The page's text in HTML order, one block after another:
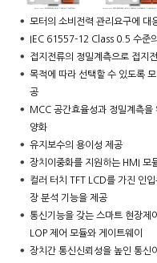
모터의 소비전력 관리요구에 대
IEC 61557-12 Class 0.5 수준
접지전류의 정밀계측으로 접지
목적에 따라 선택할 수 있도록
공
MCC 공간효율성과 정밀계측
양화
유지보수의 용이성 제공
장치이중화를 지원하는 HMI 모
컬러 터치 TFT LCD를 가진 인
장 분석 기능을 제공
통신기능을 갖는 스마트 현장
LOP 제어 모듈와 게이트웨이
장치간 통신신뢰성을 높인 통신